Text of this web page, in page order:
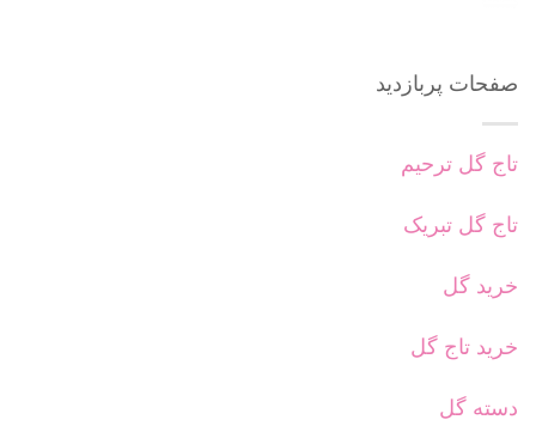
صفحات پربازدید
تاج گل ترحیم
تاج گل تبریک
خرید گل
خرید تاج گل
دسته گل